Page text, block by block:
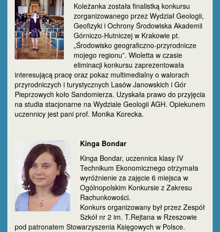
Koleżanka została finalistką konkursu
zorganizowanego przez Wydział Geologii,
Geofizyki i Ochrony Środowiska Akademii
Górniczo-Hutniczej w Krakowie pt.
„Środowisko geograficzno-przyrodnicze
mojego regionu”. Wioletta w czasie
eliminacji konkursu zaprezentowała
interesującą pracę oraz pokaz multimedialny o walorach
przyrodniczych i turystycznych Lasów Janowskich i Gór
Pieprzowych koło Sandomierza. Uzyskała prawo do przyjęcia
na studia stacjonarne na Wydziale Geologii AGH. Opiekunem
uczennicy jest pani prof. Monika Korecka.
Kinga Bondar
Kinga Bondar, uczennica klasy IV
Technikum Ekonomicznego otrzymała
wyróżnienie za zajęcie 6 miejsca w
Ogólnopolskim Konkursie z Zakresu
Rachunkowości.
Konkurs organizowany był przez Zespół
Szkół nr 2 im. T.Rejtana w Rzeszowie
pod patronatem Stowarzyszenia Księgowych w Polsce.